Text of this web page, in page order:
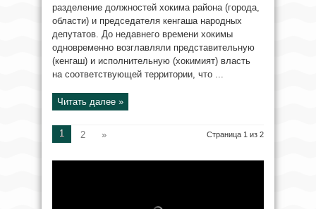
разделение должностей хокима района (города,
области) и председателя кенгаша народных
депутатов. До недавнего времени хокимы
одновременно возглавляли представительную
(кенгаш) и исполнительную (хокимият) власть
на соответствующей территории, что ...
Читать далее »
Страница 1 из 2
1 2 »